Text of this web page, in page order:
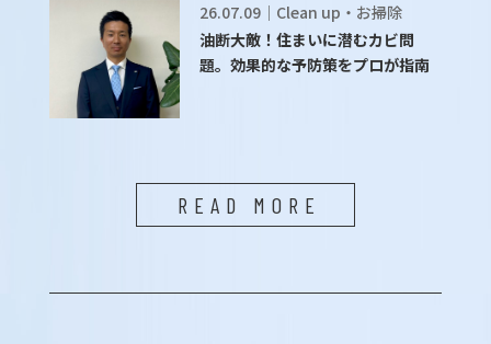
26.07.09｜Clean up・お掃除
油断大敵！住まいに潜むカビ問
題。効果的な予防策をプロが指南
READ MORE